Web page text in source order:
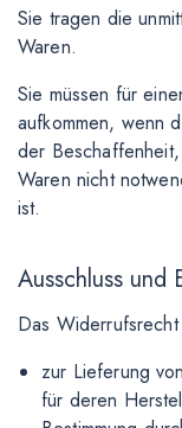
Sie tragen die
Waren.
Sie müssen für
aufkommen, wenn
der
Waren nicht
ist.
Ausschluss und
Das
zur Lieferung
für deren